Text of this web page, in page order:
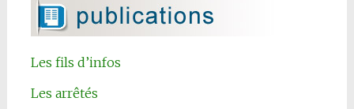
Les fils d’infos
Les arrêtés